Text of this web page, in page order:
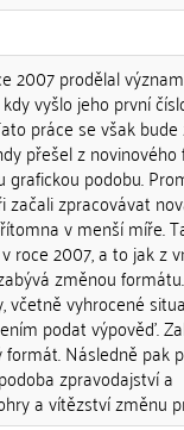
2007 prodělal
vyšlo jeho první
práce se však
přešel z
podobu.
začali zpracovávat
v menší míře.
roce 2007, a to jak z
změnou
včetně vyhrocené
podat výpověď.
Následně pak
zpravodajství a
a vítězství změnu